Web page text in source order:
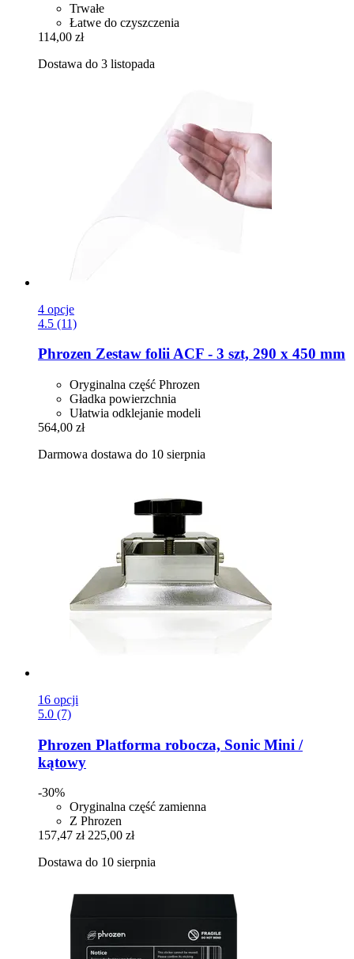
Trwałe
Łatwe do czyszczenia
114,00 zł
Dostawa do 3 listopada
4 opcje
4.5 (11)
Phrozen Zestaw folii ACF -​ 3 szt, 290 x 450 mm
Oryginalna część Phrozen
Gładka powierzchnia
Ułatwia odklejanie modeli
564,00 zł
Darmowa dostawa do 10 sierpnia
16 opcji
5.0 (7)
Phrozen Platforma robocza, Sonic Mini /
kątowy
-30%
Oryginalna część zamienna
Z Phrozen
157,47 zł 225,00 zł
Dostawa do 10 sierpnia